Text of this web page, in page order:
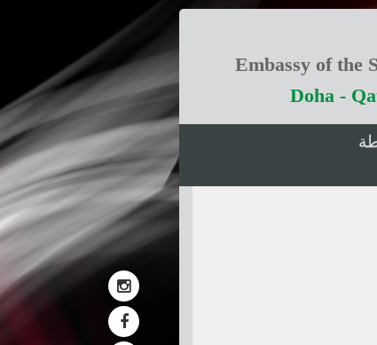
Embassy of the
Doha -